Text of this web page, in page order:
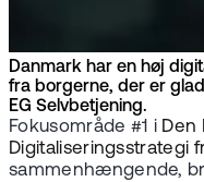
Danmark har en høj
fra borgerne, der er
EG Selvbetjening.
Fokusområde #1 i Den
Digitaliseringsstrategi
sammenhængende,